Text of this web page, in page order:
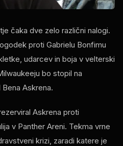
čaka dve zelo različni nalogi.
proti Gabrielu Bonfimu
udarcev in boja v velterski
bo stopil na
Askrena.
Askrena proti
v Panther Areni. Tekma vrne
krizi, zaradi katere je